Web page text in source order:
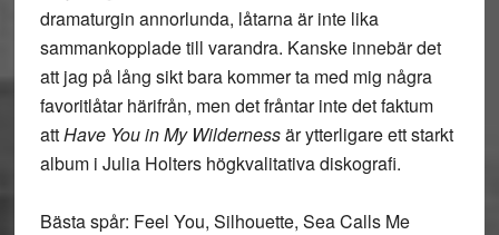
dramaturgin annorlunda, låtarna är inte lika
sammankopplade till varandra. Kanske innebär det
att jag på lång sikt bara kommer ta med mig några
favoritlåtar härifrån, men det fråntar inte det faktum
attHave You in My Wildernessär ytterligare ett starkt
album i Julia Holters högkvalitativa diskografi.
Bästa spår: Feel You, Silhouette, Sea Calls Me